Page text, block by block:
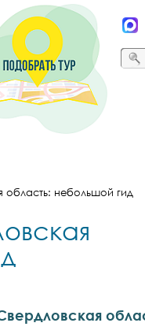
область: небольшой гид